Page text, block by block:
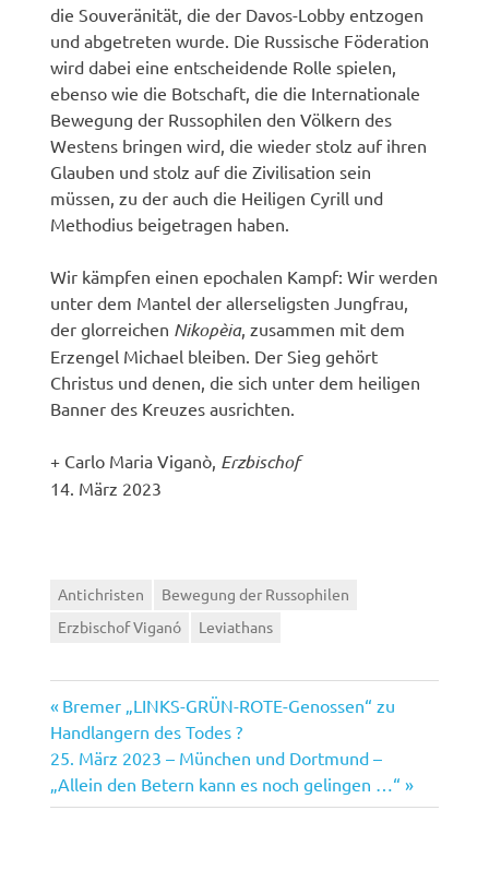
die Souveränität, die der Davos-Lobby entzogen
und abgetreten wurde. Die Russische Föderation
wird dabei eine entscheidende Rolle spielen,
ebenso wie die Botschaft, die die Internationale
Bewegung der Russophilen den Völkern des
Westens bringen wird, die wieder stolz auf ihren
Glauben und stolz auf die Zivilisation sein
müssen, zu der auch die Heiligen Cyrill und
Methodius beigetragen haben.
Wir kämpfen einen epochalen Kampf: Wir werden
unter dem Mantel der allerseligsten Jungfrau,
der glorreichen Nikopèia, zusammen mit dem
Erzengel Michael bleiben. Der Sieg gehört
Christus und denen, die sich unter dem heiligen
Banner des Kreuzes ausrichten.
+ Carlo Maria Viganò, Erzbischof
14. März 2023
Antichristen
Bewegung der Russophilen
Erzbischof Viganó
Leviathans
Beitragsnavigation
Vorheriger
Beitrag:
Bremer „LINKS-GRÜN-ROTE-Genossen“ zu
Handlangern des Todes ?
Nächster
Beitrag:
25. März 2023 – München und Dortmund –
„Allein den Betern kann es noch gelingen …“